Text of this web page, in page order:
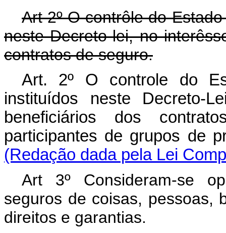
Art 2º O contrôle do
neste Decreto-lei, no
contratos de seguro.
Art. 2º O controle do
instituídos neste Decreto-
beneficiários dos
participantes de grupos
(Redação dada pela Lei
Art 3º Consideram-se
seguros de coisas, pessoas,
direitos e garantias.